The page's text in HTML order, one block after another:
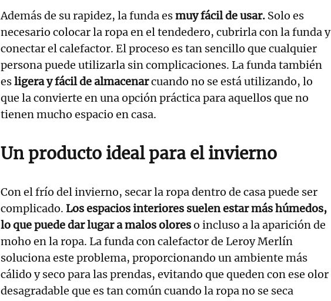
Además de su rapidez, la funda esmuy fácil de usar. Solo es
necesario colocar la ropa en el tendedero, cubrirla con la funda y
conectar el calefactor. El proceso es tan sencillo que cualquier
persona puede utilizarla sin complicaciones. La funda también
esligera y fácil de almacenarcuando no se está utilizando, lo
que la convierte en una opción práctica para aquellos que no
tienen mucho espacio en casa.
Un producto ideal para el invierno
Con el frío del invierno, secar la ropa dentro de casa puede ser
complicado. Los espacios interiores suelen estar más húmedos,
lo que puede dar lugar a malos oloreso incluso a la aparición de
moho en la ropa. La funda con calefactor de Leroy Merlín
soluciona este problema, proporcionando un ambiente más
cálido y seco para las prendas, evitando que queden con ese olor
desagradable que es tan común cuando la ropa no se seca